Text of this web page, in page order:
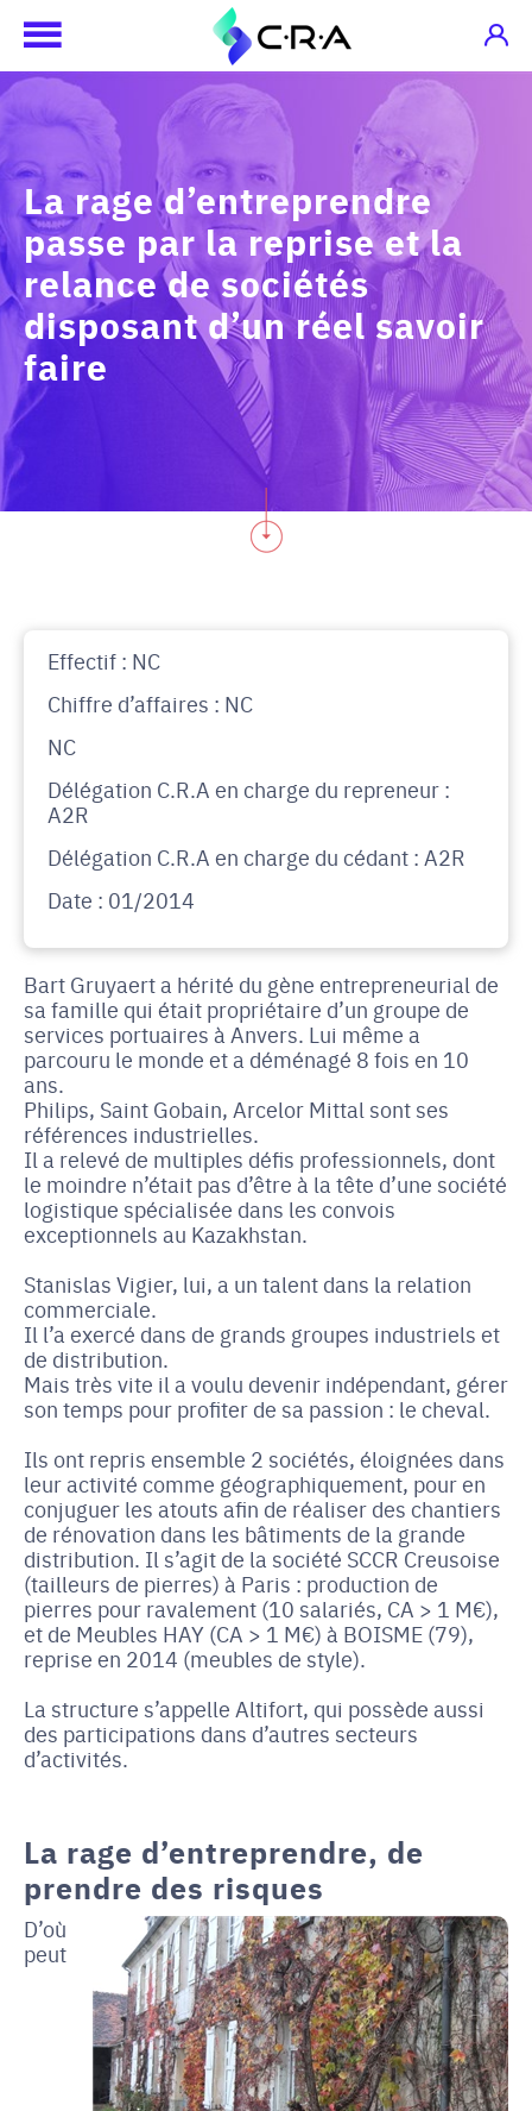
La rage d’entreprendre
passe par la reprise et la
relance de sociétés
disposant d’un réel savoir
faire
Effectif : NC
Chiffre d’affaires : NC
NC
Délégation C.R.A en charge du repreneur :
A2R
Délégation C.R.A en charge du cédant : A2R
Date : 01/2014
Bart Gruyaert a hérité du gène entrepreneurial de
sa famille qui était propriétaire d’un groupe de
services portuaires à Anvers. Lui même a
parcouru le monde et a déménagé 8 fois en 10
ans.
Philips, Saint Gobain, Arcelor Mittal sont ses
références industrielles.
Il a relevé de multiples défis professionnels, dont
le moindre n’était pas d’être à la tête d’une société
logistique spécialisée dans les convois
exceptionnels au Kazakhstan.
Stanislas Vigier, lui, a un talent dans la relation
commerciale.
Il l’a exercé dans de grands groupes industriels et
de distribution.
Mais très vite il a voulu devenir indépendant, gérer
son temps pour profiter de sa passion : le cheval.
Ils ont repris ensemble 2 sociétés, éloignées dans
leur activité comme géographiquement, pour en
conjuguer les atouts afin de réaliser des chantiers
de rénovation dans les bâtiments de la grande
distribution. Il s’agit de la société SCCR Creusoise
(tailleurs de pierres) à Paris : production de
pierres pour ravalement (10 salariés, CA > 1 M€),
et de Meubles HAY (CA > 1 M€) à BOISME (79),
reprise en 2014 (meubles de style).
La structure s’appelle Altifort, qui possède aussi
des participations dans d’autres secteurs
d’activités.
La rage d’entreprendre, de
prendre des risques
D’où
peut